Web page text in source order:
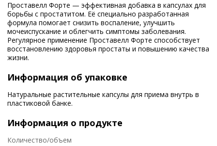
Проставелл Форте — эффективная добавка в капсулах для
борьбы с простатитом. Её специально разработанная
формула помогает снизить воспаление, улучшить
мочеиспускание и облегчить симптомы заболевания.
Регулярное применение Проставелл Форте способствует
восстановлению здоровья простаты и повышению качества
жизни.
Информация об упаковке
Натуральные растительные капсулы для приема внутрь в
пластиковой банке.
Информация о продукте
Количество/объем